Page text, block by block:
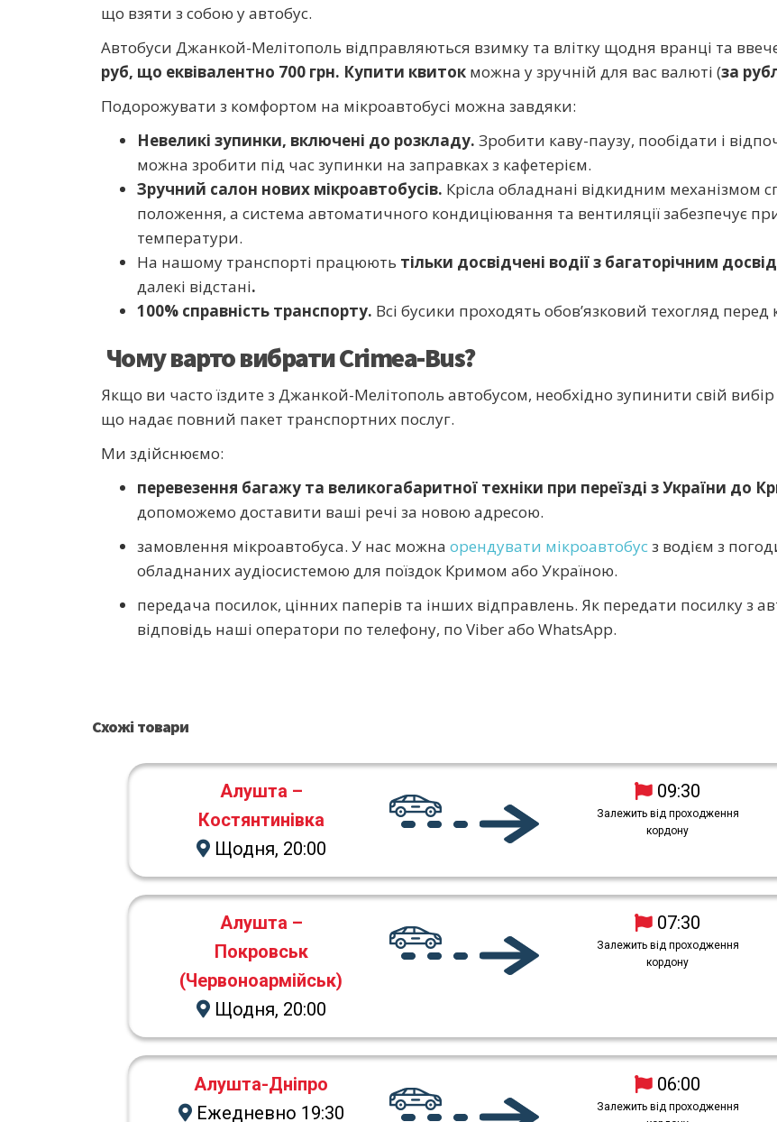
що взяти з собою уавтобус.
Автобуси Джанкой-Мелітополь відправляються взимку та влітку щодня вранці та
руб, що еквівалентно 700 грн. Купити квиток можна у зручній для вас валюті (за
Подорожувати з комфортом на мікроавтобусі можна завдяки:
Невеликі зупинки, включені до розкладу. Зробити каву-паузу, пообідати і
можна зробити під час зупинки на заправках з кафетерієм.
Зручний салон нових мікроавтобусів. Крісла обладнані відкидним механізмом
положення, а система автоматичного кондиціювання та вентиляції забезпечує
температури.
На нашому транспорті працюють тільки досвідчені водії з багаторічним
далекі відстані.
100% справність транспорту. Всі бусики проходять обов’язковий техогляд
Чому варто вибрати Crimea-Bus?
Якщо ви часто їздите з Джанкой-Мелітополь автобусом, необхідно зупинити свій
що надає повний пакет транспортних послуг.
Ми здійснюємо:
перевезення багажу та великогабаритної техніки при переїзді з України до
допоможемо доставити ваші речі за новою адресою.
замовлення мікроавтобуса. У нас можна орендувати мікроавтобусз водієм з
обладнаних аудіосистемою для поїздок Кримом або Україною.
передача посилок, цінних паперів та інших відправлень. Як передати посилку з
відповідь наші оператори по телефону, по Viber або WhatsApp.
Схожі товари
Алушта –
Костянтинівка
Щодня, 20:00
09:30
Залежить від проходження
кордону
Алушта –
Покровськ
(Червоноармійськ)
Щодня, 20:00
07:30
Залежить від проходження
кордону
Алушта-Дніпро
Ежедневно 19:30
06:00
Залежить від проходження